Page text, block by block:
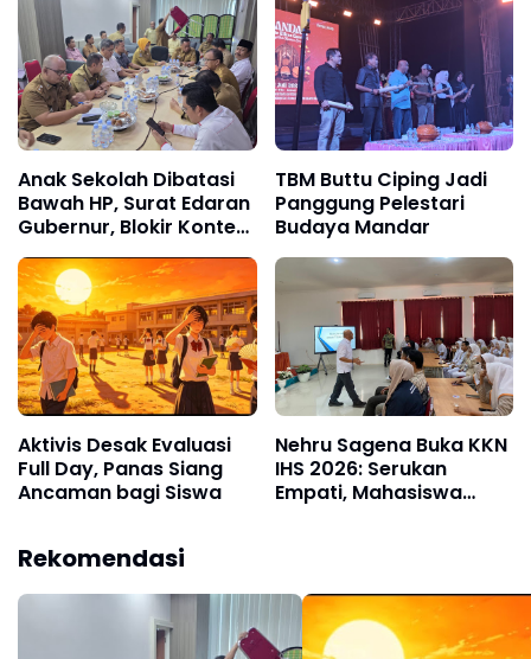
Anak Sekolah Dibatasi
Bawah HP, Surat Edaran
Gubernur, Blokir Konten
Pendidikan Sulbar
TBM Buttu Ciping Jadi
Panggung Pelestari
Budaya Mandar
Aktivis Desak Evaluasi
Full Day, Panas Siang
Ancaman bagi Siswa
Nehru Sagena Buka KKN
IHS 2026: Serukan
Empati, Mahasiswa
Rekomendasi